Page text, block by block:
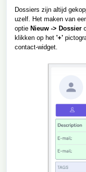
Dossiers zijn altijd
uzelf. Het maken van
optie Nieuw -> Dossier
klikken op het '+'
contact-widget.